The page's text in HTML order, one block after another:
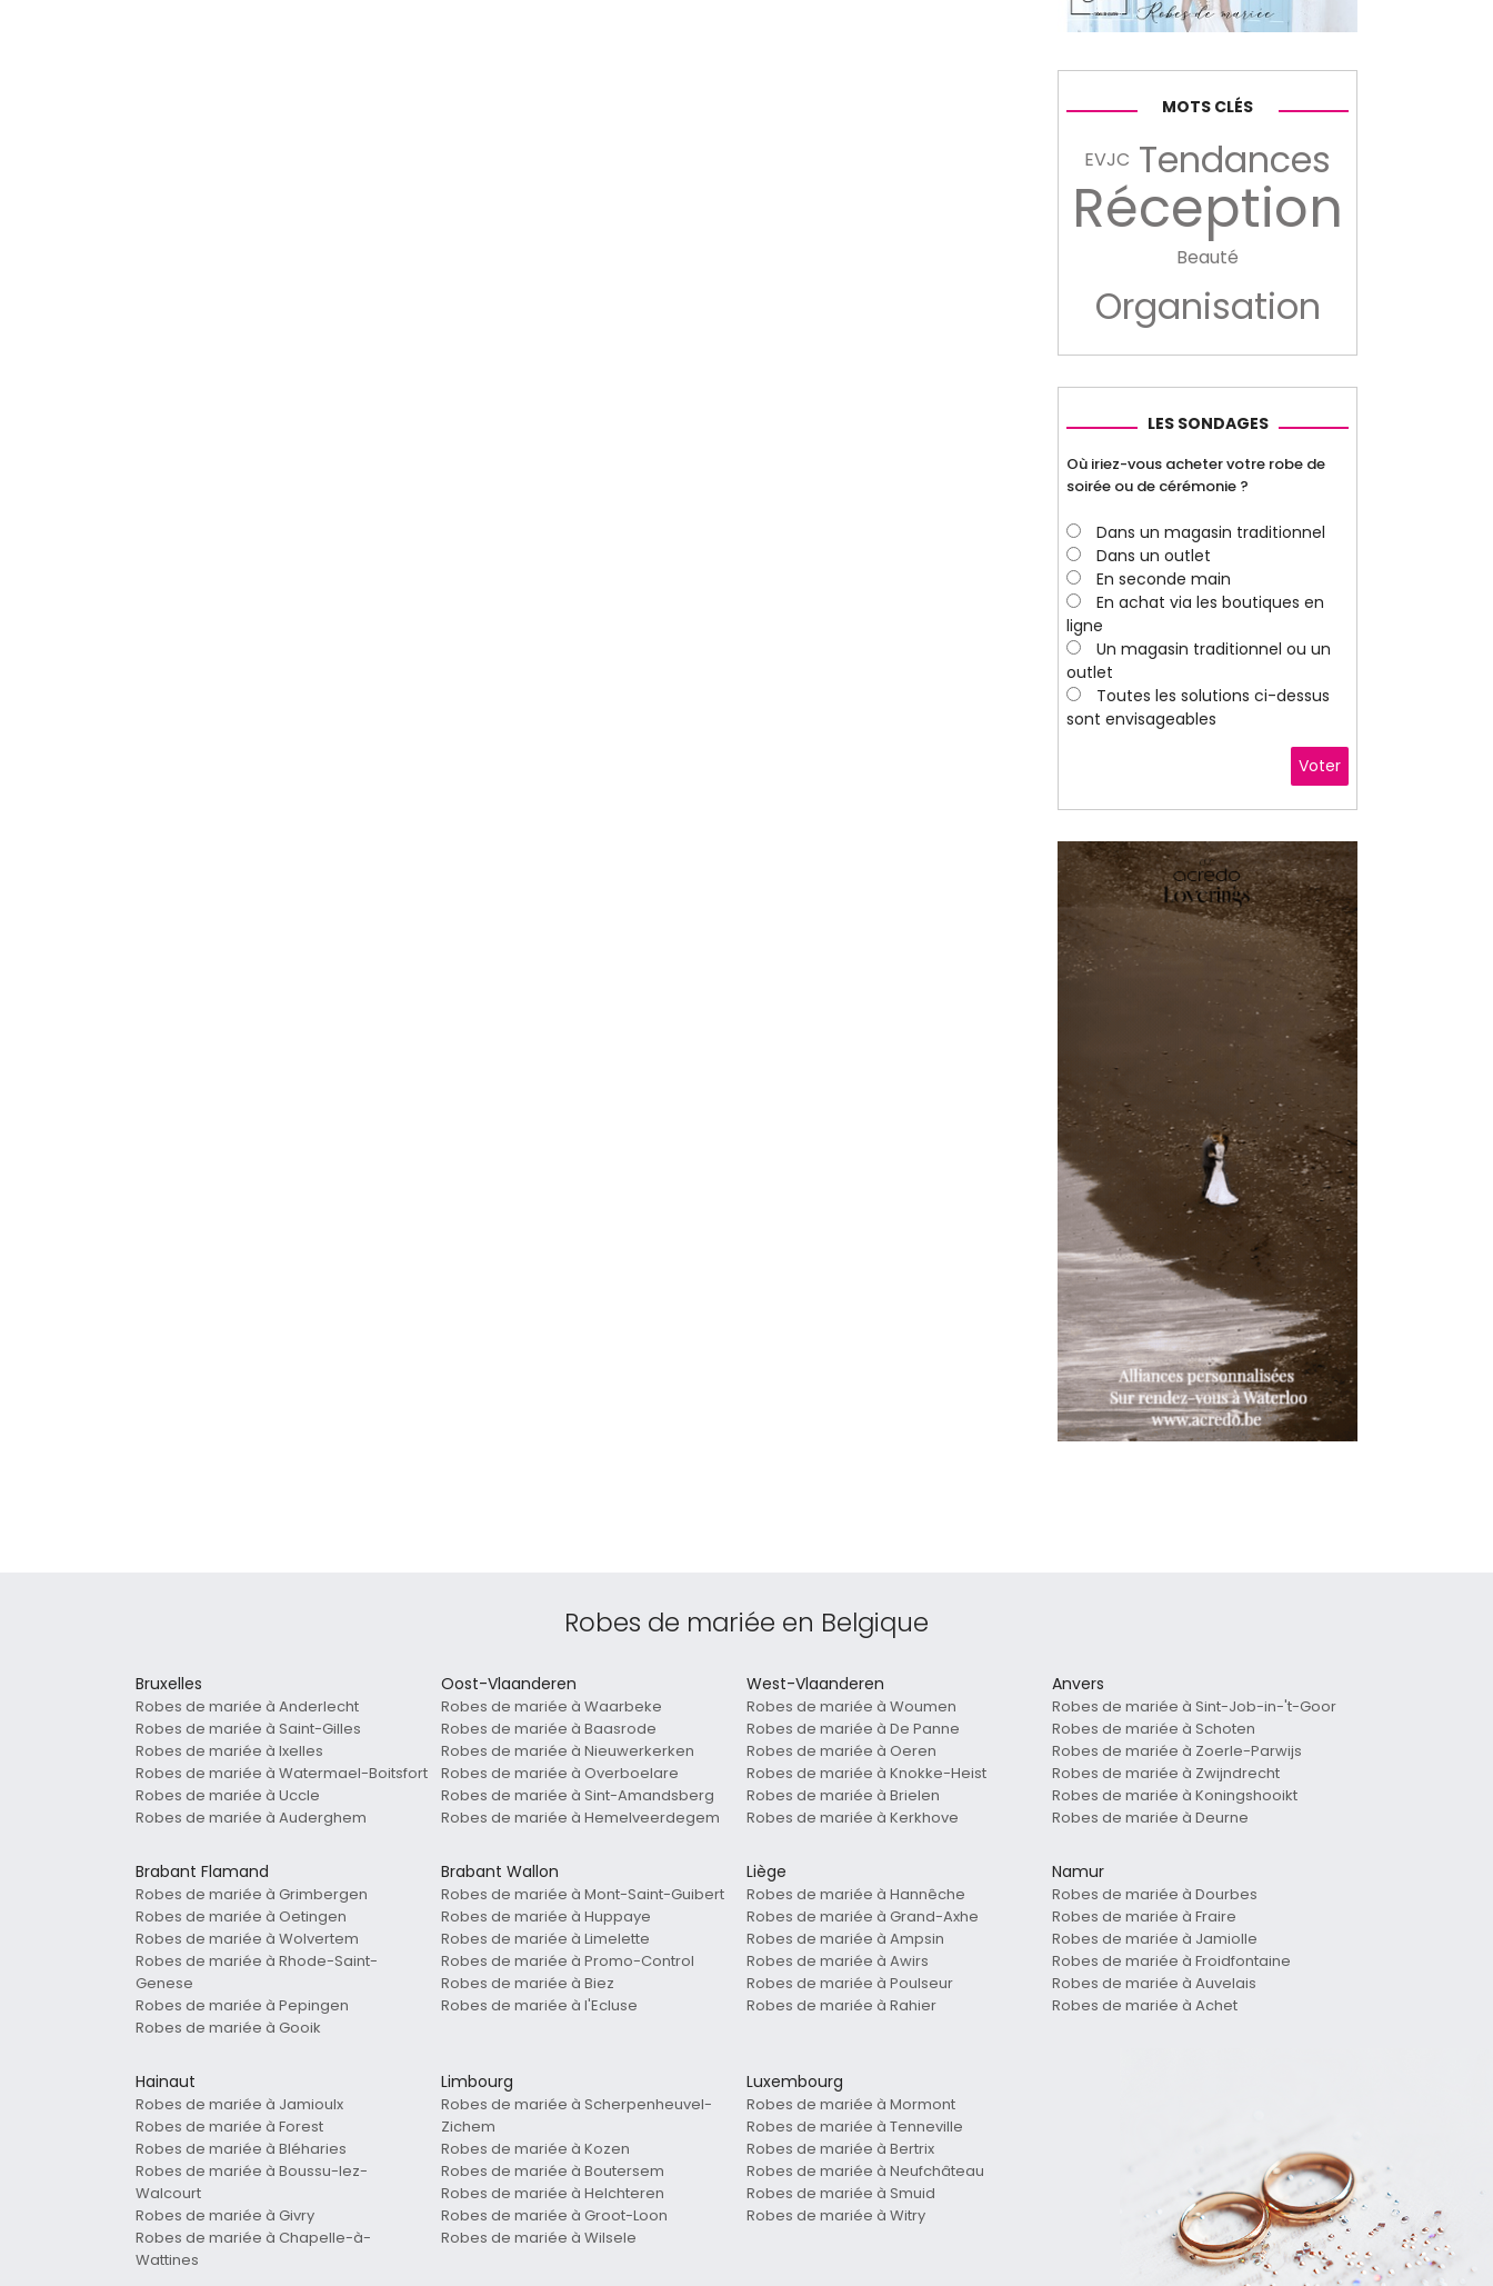
MOTS CLÉS
EVJC Tendances
Réception
Beauté
Organisation
LES SONDAGES
Où iriez-vous acheter votre robe de
soirée ou de cérémonie ?
Dans un magasin traditionnel
Dans un outlet
En seconde main
En achat via les boutiques en
ligne
Un magasin traditionnel ou un
outlet
Toutes les solutions ci-dessus
sont envisageables
Voter
Robes de mariée en Belgique
Bruxelles
Robes de mariée à Anderlecht
Robes de mariée à Saint-Gilles
Robes de mariée à Ixelles
Robes de mariée à Watermael-Boitsfort
Robes de mariée à Uccle
Robes de mariée à Auderghem
Oost-Vlaanderen
Robes de mariée à Waarbeke
Robes de mariée à Baasrode
Robes de mariée à Nieuwerkerken
Robes de mariée à Overboelare
Robes de mariée à Sint-Amandsberg
Robes de mariée à Hemelveerdegem
West-Vlaanderen
Robes de mariée à Woumen
Robes de mariée à De Panne
Robes de mariée à Oeren
Robes de mariée à Knokke-Heist
Robes de mariée à Brielen
Robes de mariée à Kerkhove
Anvers
Robes de mariée à Sint-Job-in-'t-Goor
Robes de mariée à Schoten
Robes de mariée à Zoerle-Parwijs
Robes de mariée à Zwijndrecht
Robes de mariée à Koningshooikt
Robes de mariée à Deurne
Brabant Flamand
Robes de mariée à Grimbergen
Robes de mariée à Oetingen
Robes de mariée à Wolvertem
Robes de mariée à Rhode-Saint-
Genese
Robes de mariée à Pepingen
Robes de mariée à Gooik
Brabant Wallon
Robes de mariée à Mont-Saint-Guibert
Robes de mariée à Huppaye
Robes de mariée à Limelette
Robes de mariée à Promo-Control
Robes de mariée à Biez
Robes de mariée à l'Ecluse
Liège
Robes de mariée à Hannêche
Robes de mariée à Grand-Axhe
Robes de mariée à Ampsin
Robes de mariée à Awirs
Robes de mariée à Poulseur
Robes de mariée à Rahier
Namur
Robes de mariée à Dourbes
Robes de mariée à Fraire
Robes de mariée à Jamiolle
Robes de mariée à Froidfontaine
Robes de mariée à Auvelais
Robes de mariée à Achet
Hainaut
Robes de mariée à Jamioulx
Robes de mariée à Forest
Robes de mariée à Bléharies
Robes de mariée à Boussu-lez-
Walcourt
Robes de mariée à Givry
Robes de mariée à Chapelle-à-
Wattines
Limbourg
Robes de mariée à Scherpenheuvel-
Zichem
Robes de mariée à Kozen
Robes de mariée à Boutersem
Robes de mariée à Helchteren
Robes de mariée à Groot-Loon
Robes de mariée à Wilsele
Luxembourg
Robes de mariée à Mormont
Robes de mariée à Tenneville
Robes de mariée à Bertrix
Robes de mariée à Neufchâteau
Robes de mariée à Smuid
Robes de mariée à Witry